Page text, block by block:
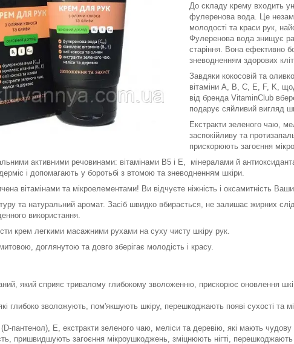
До складу крему входить
фулеренова вода. Це
молодості та краси рук,
Фулеренова вода знищує
старіння. Вона ефективно
зневодненням здорових
Завдяки кокосовій та
вітаміни А, В, С, Е, F, K,
від бренда VitaminClub
подарує сяйливий вигляд
Екстракти зеленого чаю,
заспокійливу та
прискорюють загоєння
активними речовинами: вітамінами В5 і E, мінералами й
і допомагають у боротьбі з втомою та зневодненням шкіри.
вітамінами та мікроелементами! Ви відчуєте ніжність і оксамитність
та натуральний аромат. Засіб швидко вбирається, не залишає жирних
використання.
крем легкими масажними рухами на суху чисту шкіру рук.
доглянутою та довго зберігає молодість і красу.
який сприяє тривалому глибокому зволоженню, прискорює оновлення
глибоко зволожують, пом'якшують шкіру, перешкоджають появі сухості та
(D-пантенол), Е, екстракти зеленого чаю, меліси та деревію, які мають чудову
пришвидшують загоєння мікроушкоджень, зміцнюють нігті,